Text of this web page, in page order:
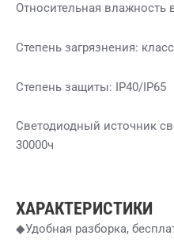
Относительная влажность
Степень загрязнения:
Степень защиты: IP40/IP65
Светодиодный источник
30000ч
ХАРАКТЕРИСТИКИ
◆Удобная разборка,